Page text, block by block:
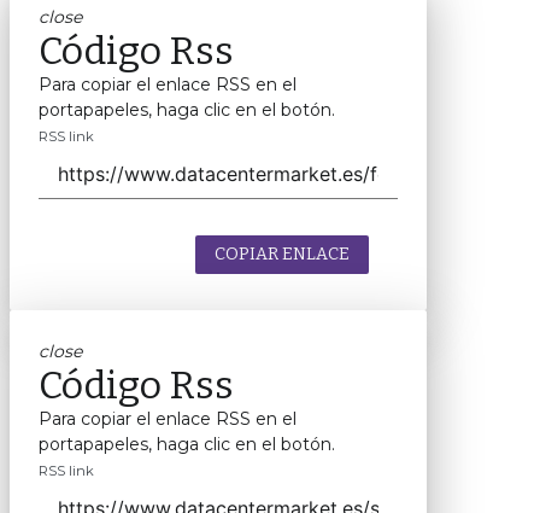
close
Código Rss
Para copiar el enlace RSS en el
portapapeles, haga clic en el botón.
RSS link
COPIAR ENLACE
close
Código Rss
Para copiar el enlace RSS en el
portapapeles, haga clic en el botón.
RSS link